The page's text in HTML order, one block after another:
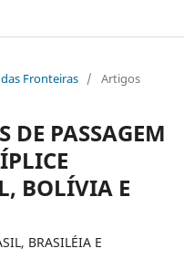
Fronteiras / Artigos
DE PASSAGEM
BOLÍVIA E
BRASILÉIA E